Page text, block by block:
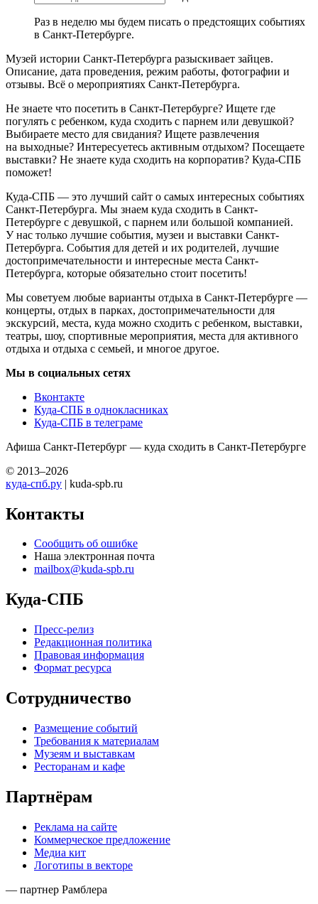
Раз в неделю мы будем писать о предстоящих событиях
в Санкт-Петербурге.
Музей истории Санкт-Петербурга разыскивает зайцев.
Описание, дата проведения, режим работы, фотографии и
отзывы. Всё о мероприятиях Санкт-Петербурга.
Не знаете что посетить в Санкт-Петербурге? Ищете где
погулять с ребенком, куда сходить с парнем или девушкой?
Выбираете место для свидания? Ищете развлечения
на выходные? Интересуетесь активным отдыхом? Посещаете
выставки? Не знаете куда сходить на корпоратив? Куда-СПБ
поможет!
Куда-СПБ — это лучший сайт о самых интересных событиях
Санкт-Петербурга. Мы знаем куда сходить в Санкт-
Петербурге с девушкой, с парнем или большой компанией.
У нас только лучшие события, музеи и выставки Санкт-
Петербурга. События для детей и их родителей, лучшие
достопримечательности и интересные места Санкт-
Петербурга, которые обязательно стоит посетить!
Мы советуем любые варианты отдыха в Санкт-Петербурге —
концерты, отдых в парках, достопримечательности для
экскурсий, места, куда можно сходить с ребенком, выставки,
театры, шоу, спортивные мероприятия, места для активного
отдыха и отдыха с семьей, и многое другое.
Мы в социальных сетях
Вконтакте
Куда-СПБ в однокласниках
Куда-СПБ в телеграме
Афиша Санкт-Петербург — куда сходить в Санкт-Петербурге
© 2013–2026
куда-спб.ру | kuda-spb.ru
Контакты
Сообщить об ошибке
Наша электронная почта
mailbox@kuda-spb.ru
Куда-СПБ
Пресс-релиз
Редакционная политика
Правовая информация
Формат ресурса
Сотрудничество
Размещение событий
Требования к материалам
Музеям и выставкам
Ресторанам и кафе
Партнёрам
Реклама на сайте
Коммерческое предложение
Медиа кит
Логотипы в векторе
— партнер Рамблера